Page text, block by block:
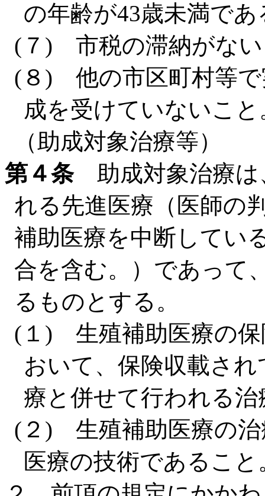
の年齢が43歳未満で
(７) 市税の滞納がな
(８) 他の市区町村等で
成を受けていないこと
（助成対象治療等）
第４条助成対象治療は
れる先進医療（医師の
補助医療を中断してい
合を含む。）であって
るものとする。
(１) 生殖補助医療の保
おいて、保険収載さ
療と併せて行われる
(２) 生殖補助医療の治
医療の技術であること